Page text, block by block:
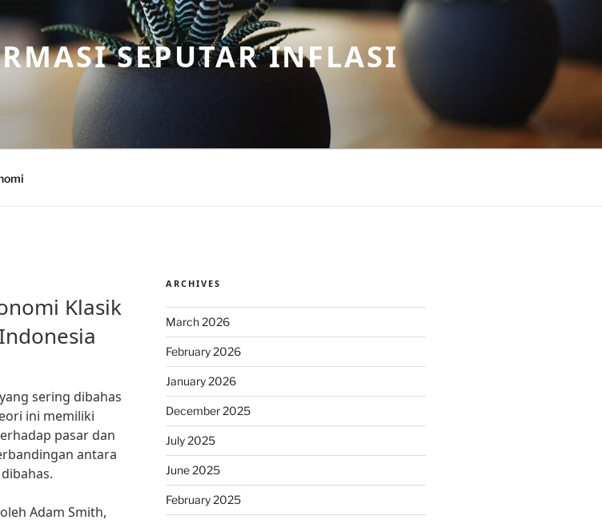
SEPUTAR INFLASI
Klasik
sering dibahas
ini memiliki
pasar dan
antara
Adam Smith,
ARCHIVES
March 2026
February 2026
January 2026
December 2025
July 2025
June 2025
February 2025